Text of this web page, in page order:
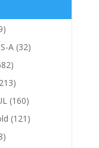
A (32)
(160)
(121)